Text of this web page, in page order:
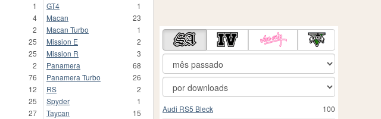
1
4
2
25
25
2
76
12
25
27
GT4
1
Macan
23
Macan Turbo
1
Mission E
2
Mission R
3
Panamera
68
Panamera Turbo
26
RS
2
Spyder
1
Taycan
15
100
Audi RS5 Bleck